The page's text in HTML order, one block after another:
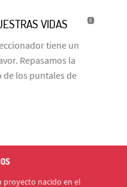
VIDAS
tiene un
Repasamos la
los puntales de
proyecto nacido en el